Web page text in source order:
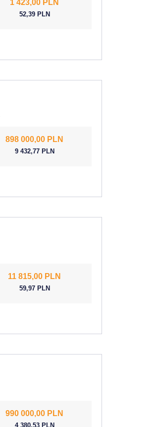
1 423,00 PLN
52,39 PLN
898 000,00 PLN
9 432,77 PLN
11 815,00 PLN
59,97 PLN
990 000,00 PLN
4 380,53 PLN